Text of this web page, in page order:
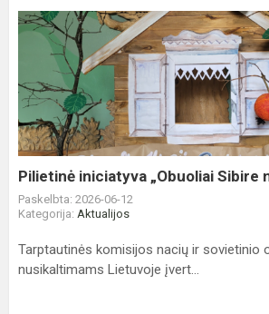
Pilietinė
iniciatyva
„Obuoliai
Sibire
neauga“
Pilietinė iniciatyva „Obuoliai Sibire
Paskelbta: 2026-06-12
Kategorija: Aktualijos
Tarptautinės komisijos nacių ir sovietinio
nusikaltimams Lietuvoje įvert...